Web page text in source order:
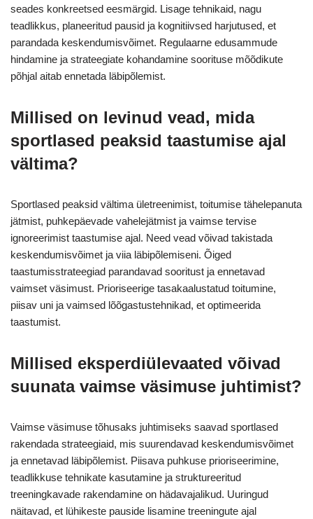
seades konkreetsed eesmärgid. Lisage tehnikaid, nagu
teadlikkus, planeeritud pausid ja kognitiivsed harjutused, et
parandada keskendumisvõimet. Regulaarne edusammude
hindamine ja strateegiate kohandamine soorituse mõõdikute
põhjal aitab ennetada läbipõlemist.
Millised on levinud vead, mida
sportlased peaksid taastumise ajal
vältima?
Sportlased peaksid vältima ületreenimist, toitumise tähelepanuta
jätmist, puhkepäevade vahelejätmist ja vaimse tervise
ignoreerimist taastumise ajal. Need vead võivad takistada
keskendumisvõimet ja viia läbipõlemiseni. Õiged
taastumisstrateegiad parandavad sooritust ja ennetavad
vaimset väsimust. Prioriseerige tasakaalustatud toitumine,
piisav uni ja vaimsed lõõgastustehnikad, et optimeerida
taastumist.
Millised eksperdiülevaated võivad
suunata vaimse väsimuse juhtimist?
Vaimse väsimuse tõhusaks juhtimiseks saavad sportlased
rakendada strateegiaid, mis suurendavad keskendumisvõimet
ja ennetavad läbipõlemist. Piisava puhkuse prioriseerimine,
teadlikkuse tehnikate kasutamine ja struktureeritud
treeningkavade rakendamine on hädavajalikud. Uuringud
näitavad, et lühikeste pauside lisamine treeningute ajal